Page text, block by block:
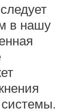
в нашу